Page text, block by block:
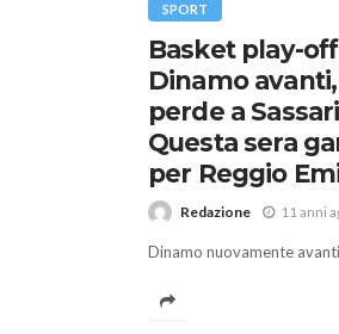
SPORT
Basket play-
Dinamo
perde a
Questa sera
per Reggio
Redazione 11 anni
Dinamo nuovamente
PalaSerradimigni . Questa